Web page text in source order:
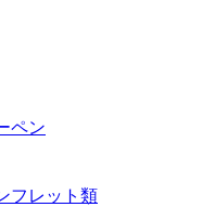
ペン
フレット類